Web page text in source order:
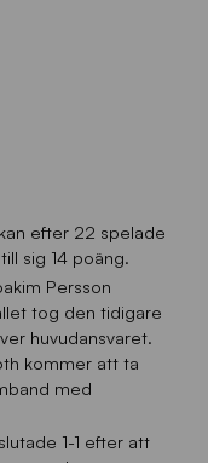
efter 22 spelade
sig 14 poäng.
Persson
tog den tidigare
huvudansvaret.
kommer att ta
med
1-1 efter att